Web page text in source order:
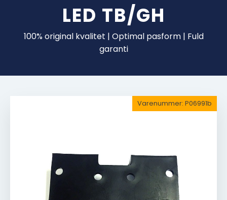
LED TB/GH
100% original kvalitet | Optimal pasform | Fuld
garanti
Varenummer: P06991b